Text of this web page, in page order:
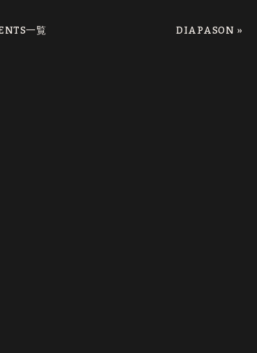
一覧 DIAPASON »